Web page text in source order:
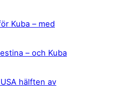
Kuba – med
– och Kuba
hälften av